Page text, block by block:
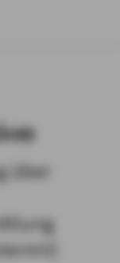
über